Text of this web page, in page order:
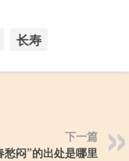
长寿
下一篇
愁闷”的出处是哪里